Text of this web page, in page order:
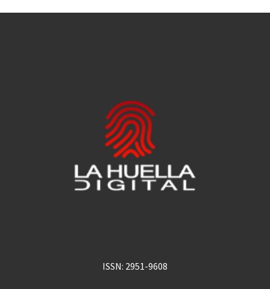
ISSN: 2951-9608